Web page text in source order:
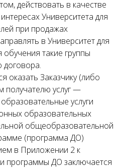
действовать в качестве
Университета для
при продажах
в Университет для
такие группы
договора.
оказать Заказчику (либо
получателю услуг —
услуги
образовательных
общеобразовательной
(программа ДО)
в Приложении 2 к
программы ДО заключается